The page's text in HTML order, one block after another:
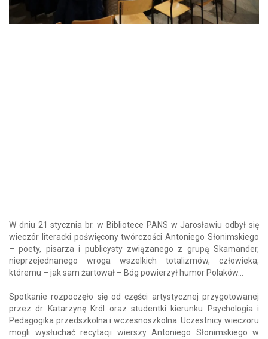
W dniu 21 stycznia br. w Bibliotece PANS w Jarosławiu odbył się
wieczór literacki poświęcony twórczości Antoniego Słonimskiego
– poety, pisarza i publicysty związanego z grupą Skamander,
nieprzejednanego wroga wszelkich totalizmów, człowieka,
któremu – jak sam żartował – Bóg powierzył humor Polaków…
Spotkanie rozpoczęło się od części artystycznej przygotowanej
przez dr Katarzynę Król oraz studentki kierunku Psychologia i
Pedagogika przedszkolna i wczesnoszkolna. Uczestnicy wieczoru
mogli wysłuchać recytacji wierszy Antoniego Słonimskiego w